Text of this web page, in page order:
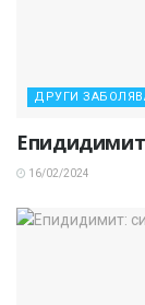
ДРУГИ
16/02/2024